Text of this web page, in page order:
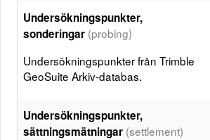
Undersökningspunkter,
sonderingar (probing)
Undersökningspunkter från Trimble
GeoSuite Arkiv-databas.
Undersökningspunkter,
sättningsmätningar (settlement)